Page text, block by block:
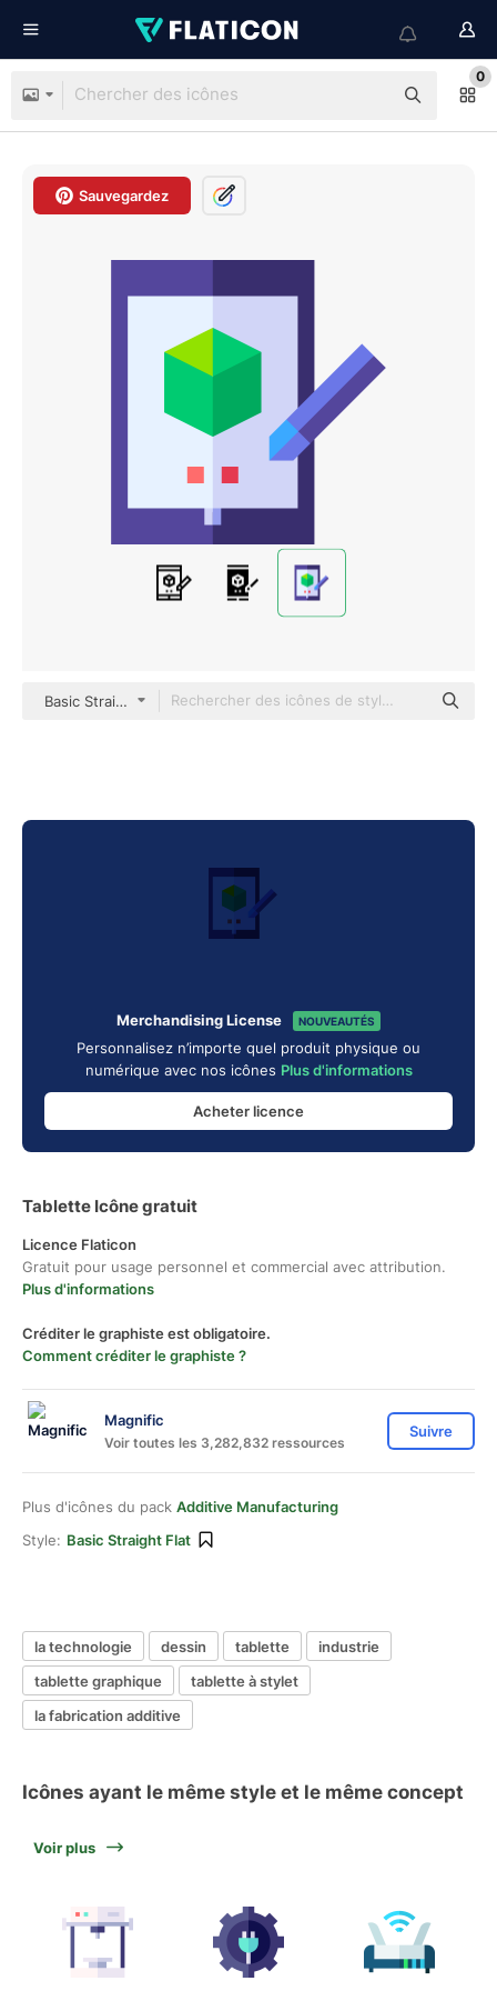
0
Sauvegardez
Basic Straight Flat
Merchandising License NOUVEAUTÉS
Personnalisez n’importe quel produit physique ou
numérique avec nos icônes Plus d'informations
Acheter licence
Tablette Icône gratuit
Licence Flaticon
Gratuit pour usage personnel et commercial avec attribution.
Plus d'informations
Créditer le graphiste est obligatoire.
Comment créditer le graphiste ?
Magnific
Voir toutes les 3,282,832 ressources
Suivre
Plus d'icônes du pack Additive Manufacturing
Style: Basic Straight Flat
la technologie dessin tablette
industrie
tablette graphique
tablette à stylet
la fabrication additive
Icônes ayant le même style et le même concept
Voir plus